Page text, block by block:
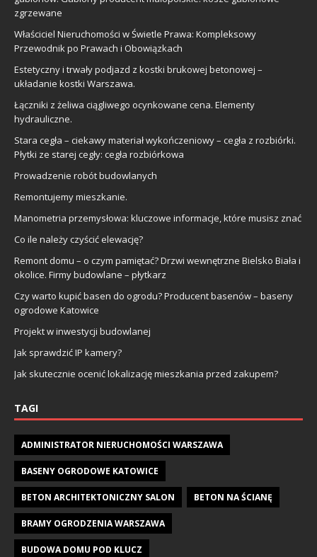
zgrzewane
Właściciel Nieruchomości w Świetle Prawa: Kompleksowy
Przewodnik po Prawach i Obowiązkach
Estetyczny i trwały podjazd z kostki brukowej betonowej –
układanie kostki Warszawa.
Łączniki z żeliwa ciągliwego ocynkowane cena. Elementy
hydrauliczne.
Stara cegła – ciekawy materiał wykończeniowy – cegła z rozbiórki.
Płytki ze starej cegły: cegła rozbiórkowa
Prowadzenie robót budowlanych
Remontujemy mieszkanie.
Manometria przemysłowa: kluczowe informacje, które musisz znać
Co ile należy czyścić elewację?
Remont domu – o czym pamiętać? Drzwi wewnętrzne Bielsko Biała i
okolice. Firmy budowlane – płytkarz
Czy warto kupić basen do ogrodu? Producent basenów – baseny
ogrodowe Katowice
Projekt w inwestycji budowlanej
Jak sprawdzić IP kamery?
Jak skutecznie ocenić lokalizację mieszkania przed zakupem?
TAGI
ADMINISTRATOR NIERUCHOMOŚCI WARSZAWA
BASENY OGRODOWE KATOWICE
BETON ARCHITEKTONICZNY SALON BETON NA ŚCIANĘ
BRAMY OGRODZENIA WARSZAWA
BUDOWA DOMU POD KLUCZ